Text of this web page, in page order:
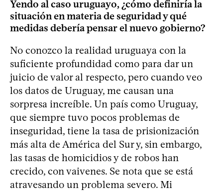
Yendo al caso uruguayo, ¿cómo definiría la
situación en materia de seguridad y qué
medidas debería pensar el nuevo gobierno?
No conozco la realidad uruguaya con la
suficiente profundidad como para dar un
juicio de valor al respecto, pero cuando veo
los datos de Uruguay, me causan una
sorpresa increíble. Un país como Uruguay,
que siempre tuvo pocos problemas de
inseguridad, tiene la tasa de prisionización
más alta de América del Sur y, sin embargo,
las tasas de homicidios y de robos han
crecido, con vaivenes. Se nota que se está
atravesando un problema severo. Mi